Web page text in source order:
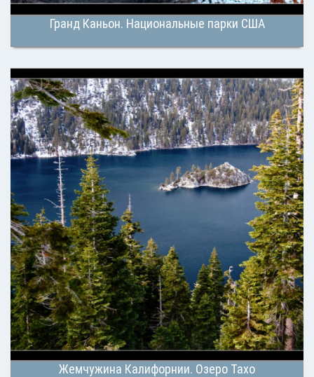
Гранд Каньон. Национальные парки США
Жемчужина Калифорнии. Озеро Тахо